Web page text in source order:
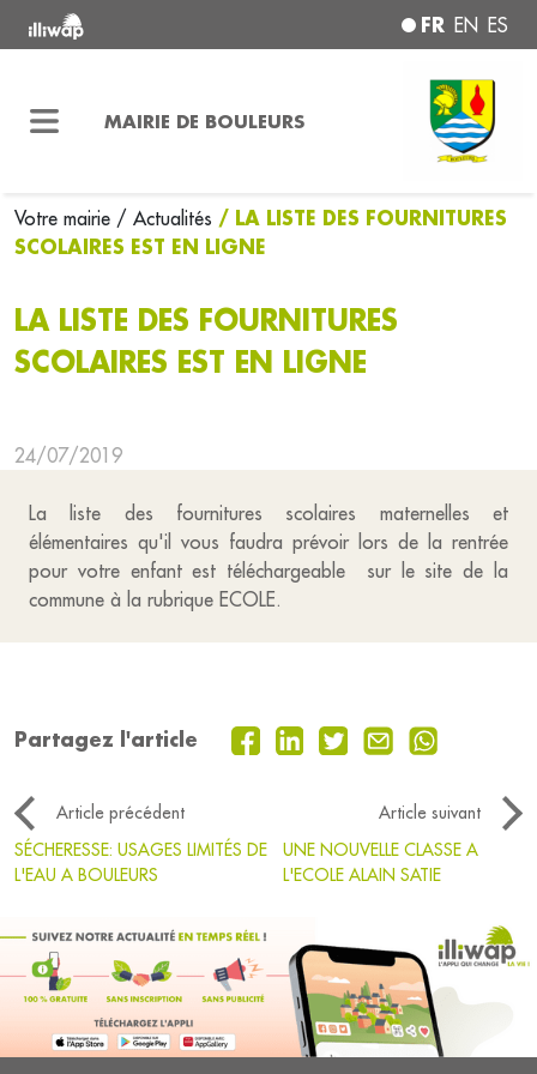
FR EN ES
MAIRIE DE BOULEURS
Votre mairie / Actualités / LA LISTE DES FOURNITURES
SCOLAIRES EST EN LIGNE
LA LISTE DES FOURNITURES
SCOLAIRES EST EN LIGNE
24/07/2019
La liste des fournitures scolaires maternelles et
élémentaires qu'il vous faudra prévoir lors de la rentrée
pour votre enfant est téléchargeable sur le site de la
commune à la rubrique ECOLE.
Partagez l'article
Article précédent
Article suivant
SÉCHERESSE: USAGES LIMITÉS DE
L'EAU A BOULEURS
UNE NOUVELLE CLASSE A
L'ECOLE ALAIN SATIE